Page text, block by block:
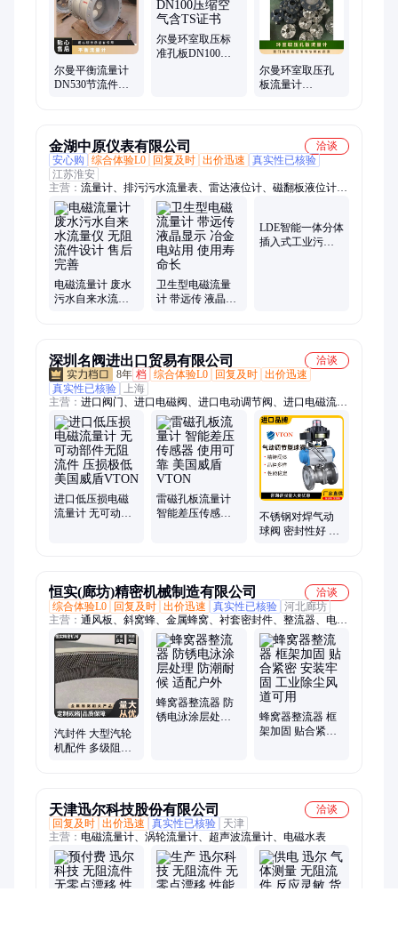
尔曼平衡流量计
DN530节流件上
尔曼环室取压标
准孔板DN100压
尔曼环室取压孔
板流量计
金湖中原仪表有限公司
洽谈
安心购
综合体验L0 回复及时 出价迅速
真实性已核验
江苏淮安
主营： 流量计、排污污水流量表、雷达液位计、磁翻板液位计、
快速接头法兰
电磁流量计 废水
污水自来水流量
卫生型电磁流量
计 带远传 液晶显
LDE智能一体分体
插入式工业污水
深圳名阀进出口贸易有限公司
洽谈
8年 档 综合体验L0 回复及时 出价迅速
真实性已核验
上海
主营： 进口阀门、进口电磁阀、进口电动调节阀、进口电磁流量
计、进口涡街流量计、进口涡轮流量计、进口球阀、进口气动调
节阀、进口自力式调节阀、进口闸阀、进口止回阀、进口高温球
阀、进口电动球阀、进口电动蝶阀、进口低温球阀、进口气动球
阀、进口气动蝶阀、进口法兰球阀、进口高压电磁阀、进口电动
执行器、进口气动执行器
进口低压损电磁
流量计 无可动部
雷磁孔板流量计
智能差压传感器
不锈钢对焊气动
球阀 密封性好 适
恒实(廊坊)精密机械制造有限公司
洽谈
综合体验L0
回复及时 出价迅速 真实性已核验 河北廊坊
主营： 通风板、斜窝蜂、金属蜂窝、衬套密封件、整流器、电磁
屏蔽波导窗、蜂窝芯、波导窗、衬套汽封、汽轮机密封圈、密封
圈、汽封蜂窝芯、高低齿汽封、蜂窝器、多齿汽封、汽轮机汽
封、防护通风板、波导窗通风板、汽封、冶金密封圈、方形波导
窗、超薄波导窗、点焊蜂窝板、水过滤蜂窝板、隔音方形波导窗
汽封件 大型汽轮
机配件 多级阻流
蜂窝器整流器 防
锈电泳涂层处理
蜂窝器整流器 框
架加固 贴合紧密
天津迅尔科技股份有限公司
洽谈
回复及时 出价迅速 真实性已核验
天津
主营： 电磁流量计、涡轮流量计、超声波流量计、电磁水表